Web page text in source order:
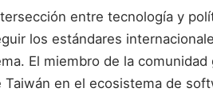
entre tecnología y
los estándares
El miembro de la
en el ecosistema de